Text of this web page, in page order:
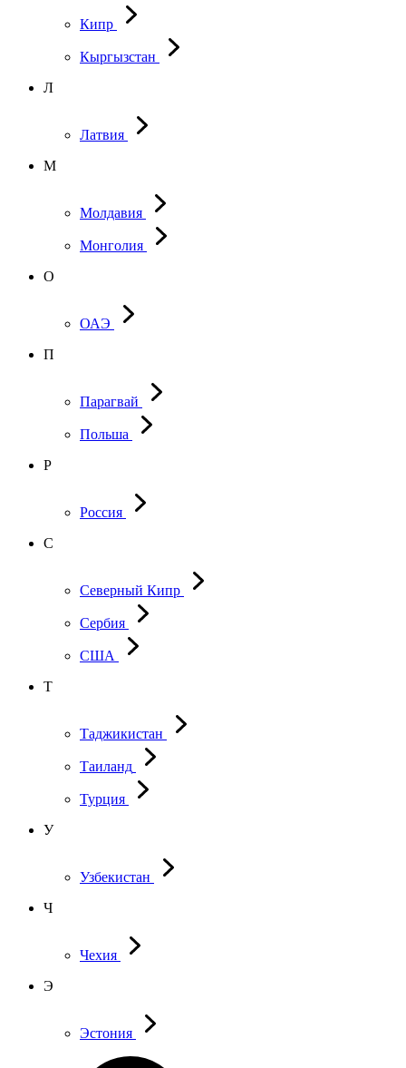
Кипр
Кыргызстан
Л
Латвия
М
Молдавия
Монголия
О
ОАЭ
П
Парагвай
Польша
Р
Россия
С
Северный Кипр
Сербия
США
Т
Таджикистан
Таиланд
Турция
У
Узбекистан
Ч
Чехия
Э
Эстония